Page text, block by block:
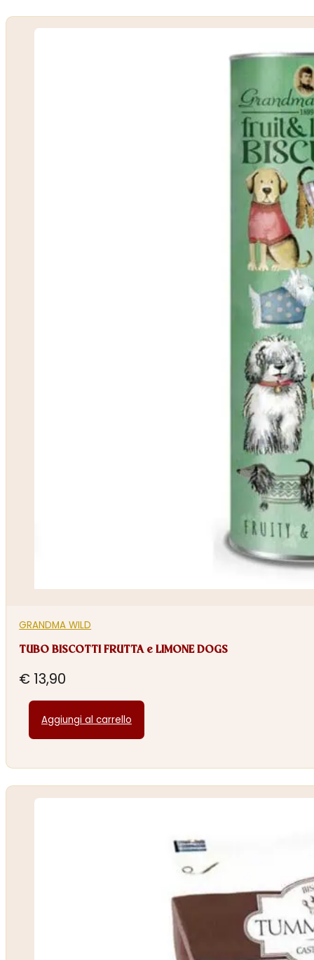
GRANDMA WILD
TUBO BISCOTTI FRUTTA e LIMONE DOGS
€ 13,90
Aggiungi al carrello